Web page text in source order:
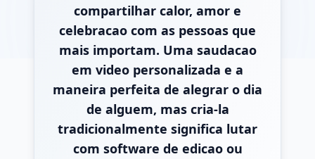
compartilhar calor, amor e
celebracao com as pessoas que
mais importam. Uma saudacao
em video personalizada e a
maneira perfeita de alegrar o dia
de alguem, mas cria-la
tradicionalmente significa lutar
com software de edicao ou